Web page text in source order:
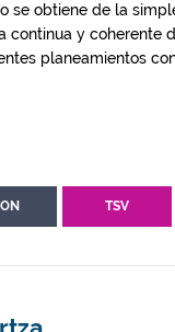
se obtiene de la
continua y coherente
planeamientos
TSV